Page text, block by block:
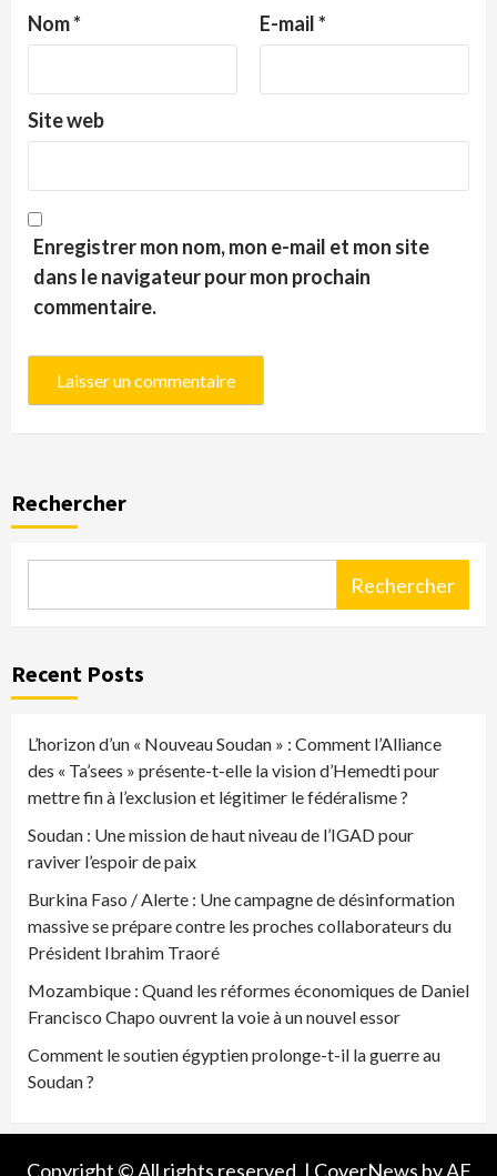
Nom* E-mail*
Site web
Enregistrer mon nom, mon e-mail et mon site
dans le navigateur pour mon prochain
commentaire.
Rechercher
Rechercher
Recent Posts
L’horizon d’un « Nouveau Soudan » : Comment l’Alliance
des « Ta’sees » présente-t-elle la vision d’Hemedti pour
mettre fin à l’exclusion et légitimer le fédéralisme ?
Soudan : Une mission de haut niveau de l’IGAD pour
raviver l’espoir de paix
Burkina Faso / Alerte : Une campagne de désinformation
massive se prépare contre les proches collaborateurs du
Président Ibrahim Traoré
Mozambique : Quand les réformes économiques de Daniel
Francisco Chapo ouvrent la voie à un nouvel essor
Comment le soutien égyptien prolonge-t-il la guerre au
Soudan ?
Copyright © All rights reserved. | CoverNews by AF